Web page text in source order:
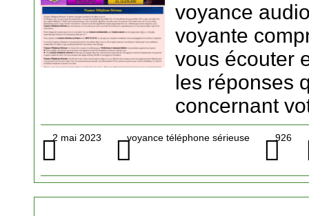
voyance
voyante
vous écouter
les réponses
concernant
2 mai 2023 voyance téléphone sérieuse 926